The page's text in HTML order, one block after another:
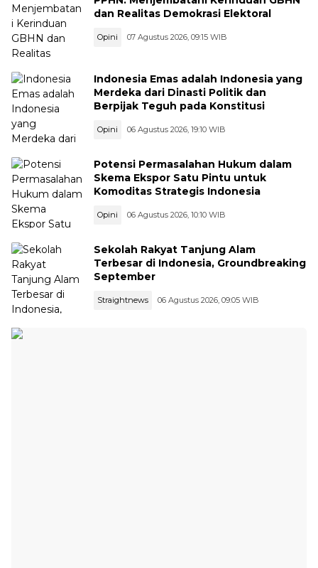
dan Realitas Demokrasi Elektoral
Opini 07 Agustus 2026, 09:15 WIB
Indonesia Emas adalah Indonesia yang
Merdeka dari Dinasti Politik dan
Berpijak Teguh pada Konstitusi
Opini 06 Agustus 2026, 19:10 WIB
Potensi Permasalahan Hukum dalam
Skema Ekspor Satu Pintu untuk
Komoditas Strategis Indonesia
Opini 06 Agustus 2026, 10:10 WIB
Sekolah Rakyat Tanjung Alam
Terbesar di Indonesia, Groundbreaking
September
Straightnews 06 Agustus 2026, 09:05 WIB